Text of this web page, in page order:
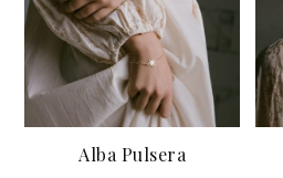
Alba Pulsera